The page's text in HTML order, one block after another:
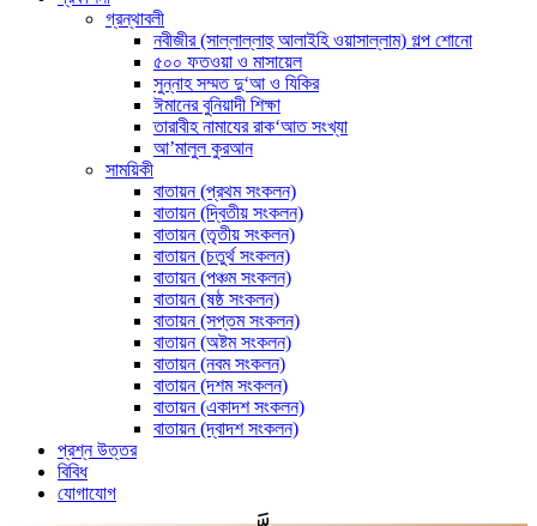
গ্রন্থাবলী
নবীজীর (সাল্লাল্লাহু আলাইহি ওয়াসাল্লাম) গল্প শোনো
৫০০ ফতওয়া ও মাসায়েল
সুন্নাহ সম্মত দু‘আ ও যিকির
ঈমানের বুনিয়াদী শিক্ষা
তারাবীহ নামাযের রাক‘আত সংখ্যা
আ’মালুল কুরআন
সাময়িকী
বাতায়ন (প্রথম সংকলন)
বাতায়ন (দ্বিতীয় সংকলন)
বাতায়ন (তৃতীয় সংকলন)
বাতায়ন (চতুর্থ সংকলন)
বাতায়ন (পঞ্চম সংকলন)
বাতায়ন (ষষ্ঠ সংকলন)
বাতায়ন (সপ্তম সংকলন)
বাতায়ন (অষ্টম সংকলন)
বাতায়ন (নবম সংকলন)
বাতায়ন (দশম সংকলন)
বাতায়ন (একাদশ সংকলন)
বাতায়ন (দ্বাদশ সংকলন)
প্রশ্ন উত্তর
বিবিধ
যোগাযোগ